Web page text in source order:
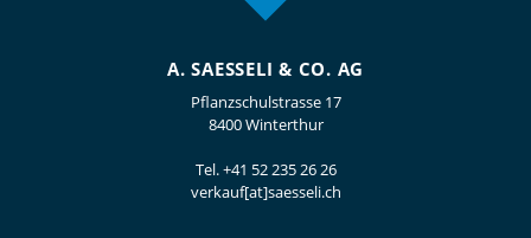
A. SAESSELI & CO. AG
Pflanzschulstrasse 17
8400 Winterthur
Tel.+41 52 235 26 26
verkauf[at]saesseli.ch